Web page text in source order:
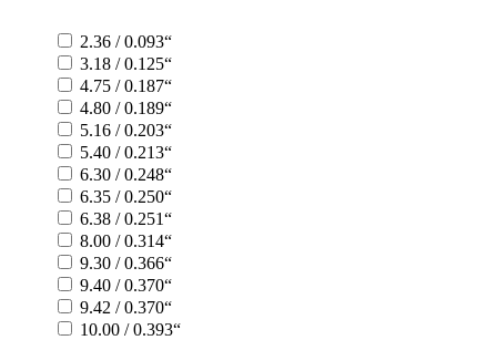
2.36 / 0.093“
3.18 / 0.125“
4.75 / 0.187“
4.80 / 0.189“
5.16 / 0.203“
5.40 / 0.213“
6.30 / 0.248“
6.35 / 0.250“
6.38 / 0.251“
8.00 / 0.314“
9.30 / 0.366“
9.40 / 0.370“
9.42 / 0.370“
10.00 / 0.393“